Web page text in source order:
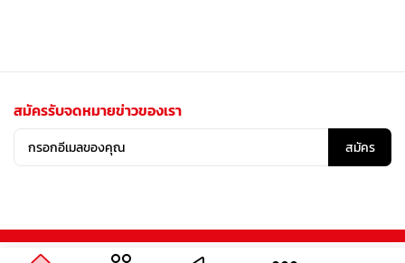
สมัครรับจดหมายข่าวของเรา
สมัคร